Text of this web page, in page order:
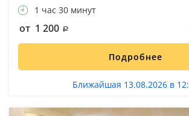
1 час 30 минут
от 1 200
Подробнее
Ближайшая 13.08.2026 в